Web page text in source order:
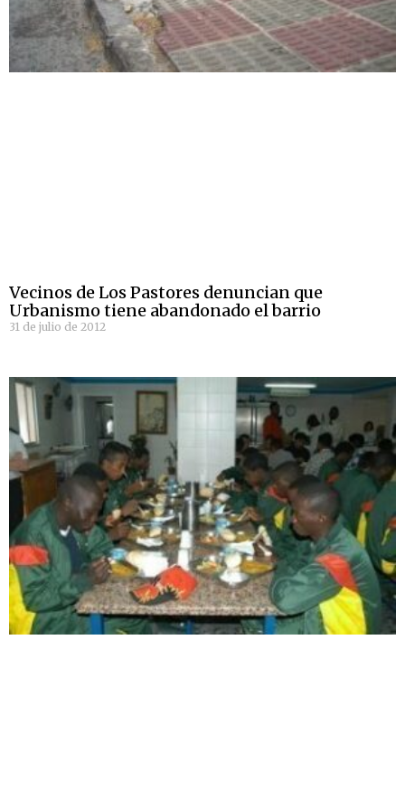
Vecinos de Los Pastores denuncian que
Urbanismo tiene abandonado el barrio
31 de julio de 2012